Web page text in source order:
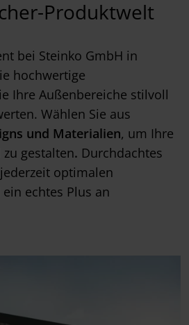
Produktwelt
bei Steinko GmbH in
hochwertige
Ihre Außenbereiche stilvoll
Wählen Sie aus
und Materialien, um Ihre
gestalten. Durchdachtes
optimalen
echtes Plus an